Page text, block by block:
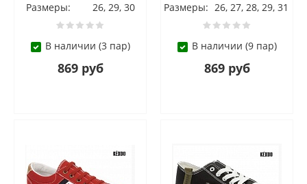
Размеры: 26, 29, 30
В наличии (3 пар)
869 руб
Размеры: 26, 27, 28, 29, 31
В наличии (9 пар)
869 руб